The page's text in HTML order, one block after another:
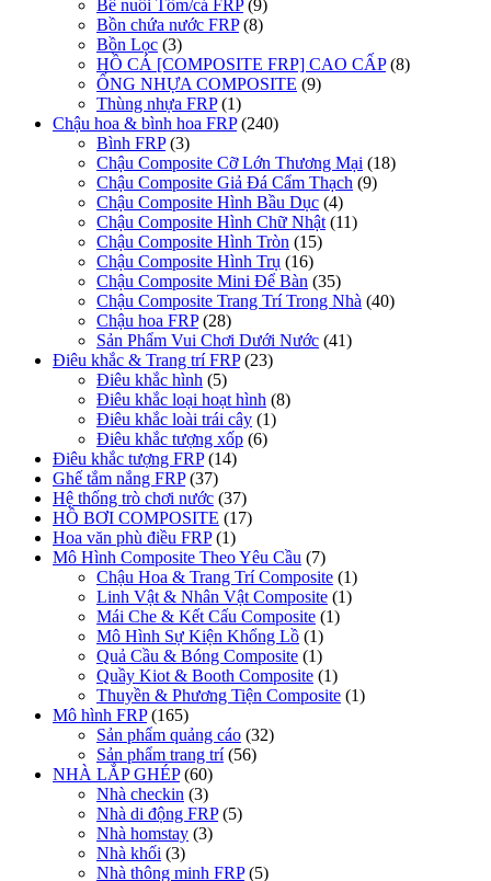
Bể nuôi Tôm/cá FRP (9)
Bồn chứa nước FRP (8)
Bồn Lọc (3)
HỒ CÁ [COMPOSITE FRP] CAO CẤP (8)
ỐNG NHỰA COMPOSITE (9)
Thùng nhựa FRP (1)
Chậu hoa & bình hoa FRP (240)
Bình FRP (3)
Chậu Composite Cỡ Lớn Thương Mại (18)
Chậu Composite Giả Đá Cẩm Thạch (9)
Chậu Composite Hình Bầu Dục (4)
Chậu Composite Hình Chữ Nhật (11)
Chậu Composite Hình Tròn (15)
Chậu Composite Hình Trụ (16)
Chậu Composite Mini Để Bàn (35)
Chậu Composite Trang Trí Trong Nhà (40)
Chậu hoa FRP (28)
Sản Phẩm Vui Chơi Dưới Nước (41)
Điêu khắc & Trang trí FRP (23)
Điêu khắc hình (5)
Điêu khắc loại hoạt hình (8)
Điêu khắc loài trái cây (1)
Điêu khắc tượng xốp (6)
Điêu khắc tượng FRP (14)
Ghế tắm nắng FRP (37)
Hệ thống trò chơi nước (37)
HỒ BƠI COMPOSITE (17)
Hoa văn phù điều FRP (1)
Mô Hình Composite Theo Yêu Cầu (7)
Chậu Hoa & Trang Trí Composite (1)
Linh Vật & Nhân Vật Composite (1)
Mái Che & Kết Cấu Composite (1)
Mô Hình Sự Kiện Khổng Lồ (1)
Quả Cầu & Bóng Composite (1)
Quầy Kiot & Booth Composite (1)
Thuyền & Phương Tiện Composite (1)
Mô hình FRP (165)
Sản phẩm quảng cáo (32)
Sản phẩm trang trí (56)
NHÀ LẮP GHÉP (60)
Nhà checkin (3)
Nhà di động FRP (5)
Nhà homstay (3)
Nhà khối (3)
Nhà thông minh FRP (5)